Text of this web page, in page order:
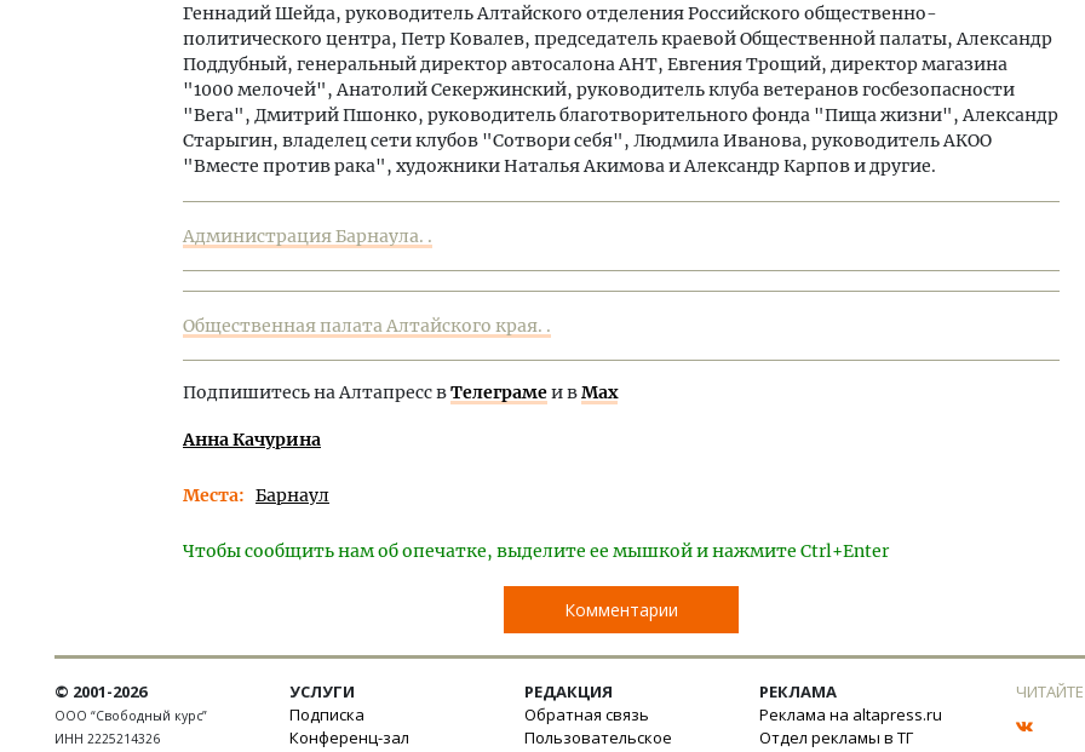
Геннадий Шейда, руководитель Алтайского отделения Российского общественно-
политического центра, Петр Ковалев, председатель краевой Общественной палаты, Александр
Поддубный, генеральный директор автосалона АНТ, Евгения Трощий, директор магазина
"1000 мелочей", Анатолий Секержинский, руководитель клуба ветеранов госбезопасности
"Вега", Дмитрий Пшонко, руководитель благотворительного фонда "Пища жизни", Александр
Старыгин, владелец сети клубов "Сотвори себя", Людмила Иванова, руководитель АКОО
"Вместе против рака", художники Наталья Акимова и Александр Карпов и другие.
Администрация Барнаула. .
Общественная палата Алтайского края. .
Подпишитесь на Алтапресс вТелеграмеи вMax
Анна Качурина
Места Барнаул
Чтобы сообщить нам об опечатке, выделите ее мышкой и нажмите Ctrl+Enter
Комментарии
© 2001-2026
ООО “Свободный курс”
ИНН 2225214326
УСЛУГИ
Подписка
Конференц-зал
РЕДАКЦИЯ
Обратная связь
Пользовательское
РЕКЛАМА
Реклама на altapress.ru
Отдел рекламы в ТГ